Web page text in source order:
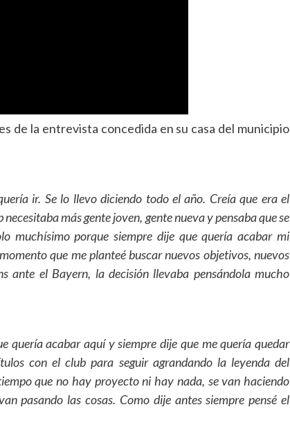
de la entrevista concedida en su casa del municipio
ir. Se lo llevo diciendo todo el año. Creía que era el
más gente joven, gente nueva y pensaba que se
muchísimo porque siempre dije que quería acabar mi
que me planteé buscar nuevos objetivos, nuevos
ante el Bayern, la decisión llevaba pensándola mucho
quería acabar aquí y siempre dije que me quería quedar
con el club para seguir agrandando la leyenda del
que no hay proyecto ni hay nada, se van haciendo
pasando las cosas. Como dije antes siempre pensé el